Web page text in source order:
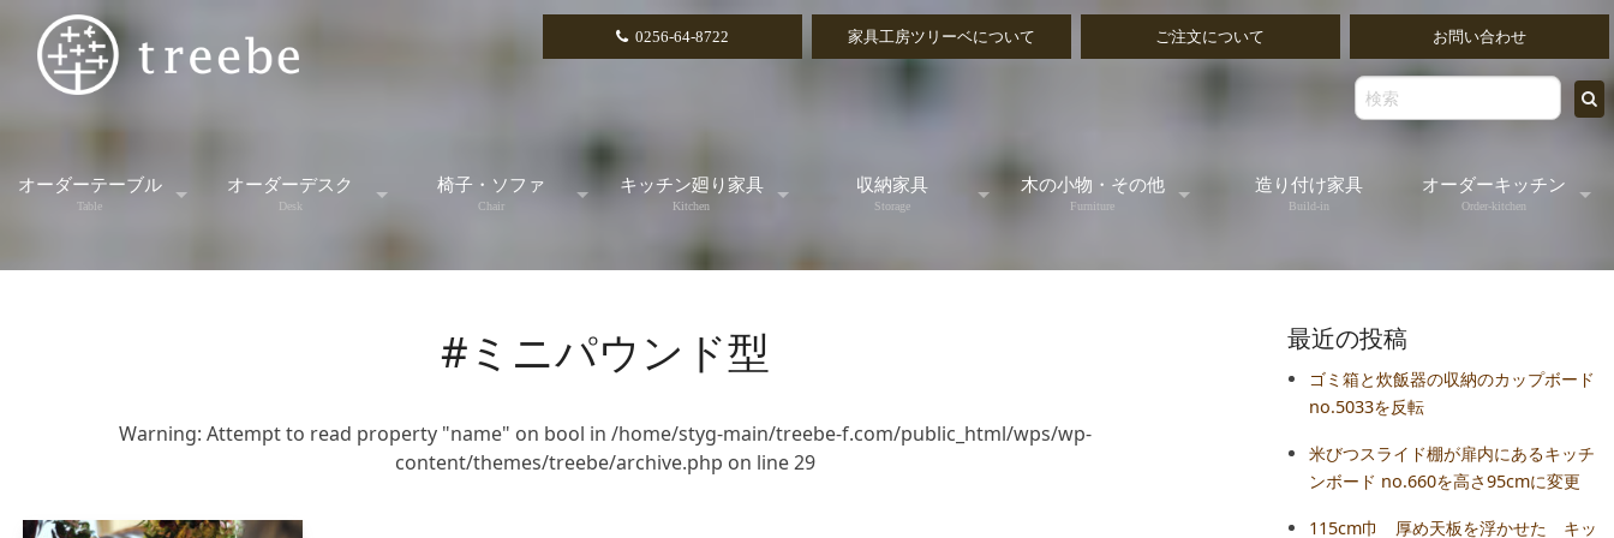
0256-64-8722 家具工房ツリーベについて ご注文について お問い合わせ
オーダーテーブル
Table
ダイニングテーブル
オーダーデスク
Desk
学習机
椅子・ソファ
Chair
ソファ
チェア
キッチン廻り家具
Kitchen
アイランドカウンター
食器棚
収納家具
Storage
チェスト
木の小物・その他
Furniture
小引出し/書類トレイ
造り付け家具
Build-in
オーダーキッチン
Order-kitchen
#ミニパウンド型
Warning: Attempt to read property "name" on bool in /home/styg-main/treebe-f.com/public_html/wps/wp-
content/themes/treebe/archive.php on line29
最近の投稿
ゴミ箱と炊飯器の収納のカップボード
no.5033を反転
米びつスライド棚が扉内にあるキッチ
ンボード no.660を高さ95cmに変更
115cm巾 厚め天板を浮かせた キッ